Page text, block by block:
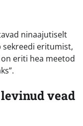
ninaajutiselt
eritumist,
eriti hea meetod
vead